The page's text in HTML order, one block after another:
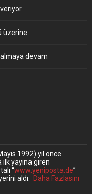
üzerine
almaya devam
1992) yıl önce
ilk yayına giren
“www.yeniposta.de”
aldı. Daha Fazlasını